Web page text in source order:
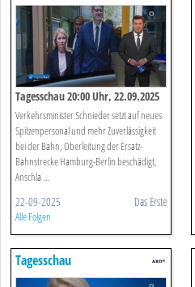
Tagesschau 20:00 Uhr, 22.09.2025
Verkehrsminister Schnieder setzt auf neues
Spitzenpersonal und mehr Zuverlässigkeit
bei der Bahn, Oberleitung der Ersatz-
Bahnstrecke Hamburg-Berlin beschädigt,
Anschla ...
22-09-2025 Das Erste
Alle Folgen
Tagesschau